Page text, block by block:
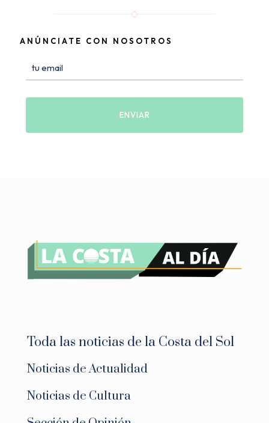
ANÚNCIATE CON NOSOTROS
Toda las noticias de la Costa del Sol
Noticias de Actualidad
Noticias de Cultura